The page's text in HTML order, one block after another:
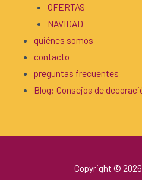
OFERTAS
NAVIDAD
quiénes somos
contacto
preguntas frecuentes
Blog: Consejos de
Copyright ©